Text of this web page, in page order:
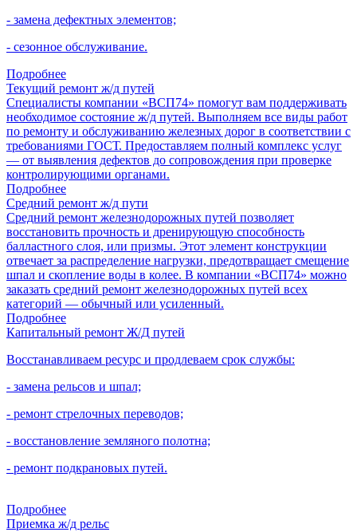
- замена дефектных элементов;
- сезонное обслуживание.
Подробнее
Текущий ремонт ж/д путей
Специалисты компании «ВСП74» помогут вам поддерживать
необходимое состояние ж/д путей. Выполняем все виды работ
по ремонту и обслуживанию железных дорог в соответствии с
требованиями ГОСТ. Предоставляем полный комплекс услуг
— от выявления дефектов до сопровождения при проверке
контролирующими органами.
Подробнее
Средний ремонт ж/д пути
Средний ремонт железнодорожных путей позволяет
восстановить прочность и дренирующую способность
балластного слоя, или призмы. Этот элемент конструкции
отвечает за распределение нагрузки, предотвращает смещение
шпал и скопление воды в колее. В компании «ВСП74» можно
заказать средний ремонт железнодорожных путей всех
категорий — обычный или усиленный.
Подробнее
Капитальный ремонт Ж/Д путей
Восстанавливаем ресурс и продлеваем срок службы:
- замена рельсов и шпал;
- ремонт стрелочных переводов;
- восстановление земляного полотна;
- ремонт подкрановых путей.
Подробнее
Приемка ж/д рельс